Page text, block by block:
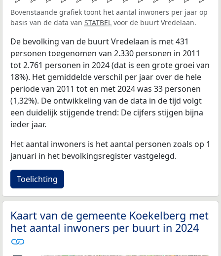
Bovenstaande grafiek toont het aantal inwoners per jaar op
basis van de data van STATBEL voor de buurt Vredelaan.
De bevolking van de buurt Vredelaan is met 431
personen toegenomen van 2.330 personen in 2011
tot 2.761 personen in 2024 (dat is een grote groei van
18%). Het gemiddelde verschil per jaar over de hele
periode van 2011 tot en met 2024 was 33 personen
(1,32%). De ontwikkeling van de data in de tijd volgt
een duidelijk stijgende trend: De cijfers stijgen bijna
ieder jaar.
Het aantal inwoners is het aantal personen zoals op 1
januari in het bevolkingsregister vastgelegd.
Toelichting
Kaart van de gemeente Koekelberg met
het aantal inwoners per buurt in 2024